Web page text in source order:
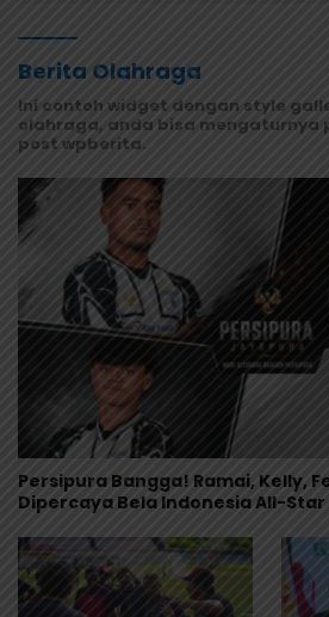
Berita Olahraga
Ini contoh widget dengan style
olahraga, anda bisa mengaturnya
post wpberita.
Persipura Bangga! Ramai, Kelly,
Dipercaya Bela Indonesia All-Star